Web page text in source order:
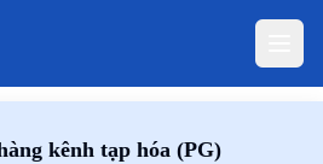
kênh tạp hóa (PG)